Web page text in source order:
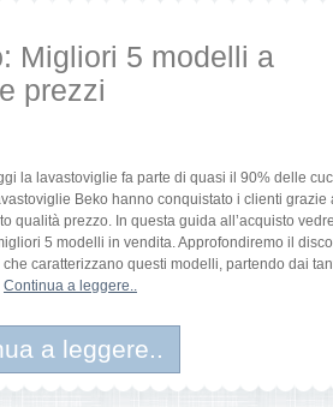
Migliori 5 modelli a
prezzi
la lavastoviglie fa parte di quasi il 90% delle
Beko hanno conquistato i clienti grazie
qualità prezzo. In questa guida all’acquisto
5 modelli in vendita. Approfondiremo il
caratterizzano questi modelli, partendo dai
Continua a leggere..
a leggere..